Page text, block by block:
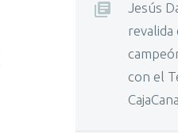
Jesús
con el